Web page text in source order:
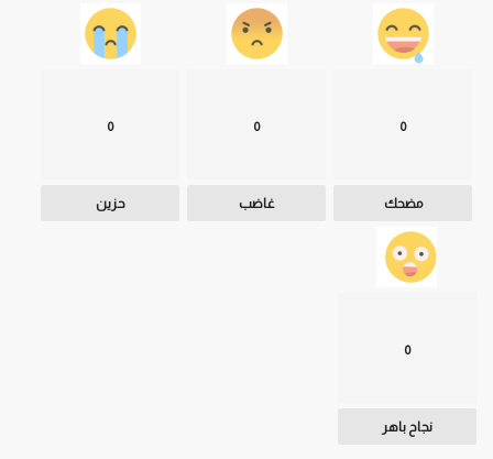
0
مضحك
0
غاضب
0
حزين
0
نجاح باهر